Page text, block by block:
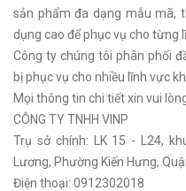
sản phẩm đa dạng mẫu mã,
dụng cao để phục vụ cho từng
Công ty chúng tôi phân phối
bị phục vụ cho nhiều lĩnh vực
Mọi thông tin chi tiết xin vui
CÔNG TY TNHH VINP
Trụ sở chính: LK 15 - L24,
Lương, Phường Kiến Hưng,
Điện thoại: 0912302018